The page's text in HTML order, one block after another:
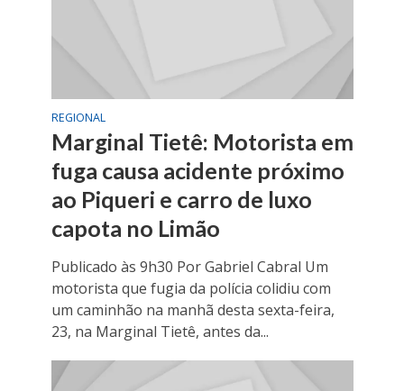
REGIONAL
Marginal Tietê: Motorista em
fuga causa acidente próximo
ao Piqueri e carro de luxo
capota no Limão
Publicado às 9h30 Por Gabriel Cabral Um
motorista que fugia da polícia colidiu com
um caminhão na manhã desta sexta-feira,
23, na Marginal Tietê, antes da...